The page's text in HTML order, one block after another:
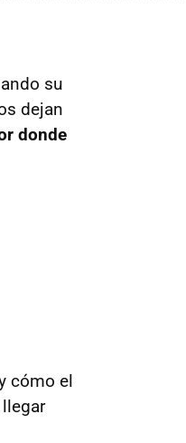
su
dejan
donde
cómo el